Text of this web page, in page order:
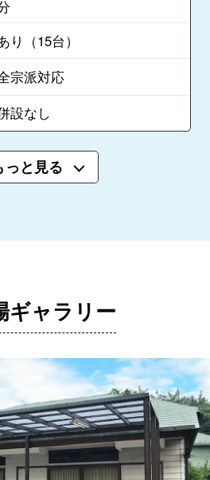
り（15台）
宗派対応
設なし
っと見る
ギャラリー